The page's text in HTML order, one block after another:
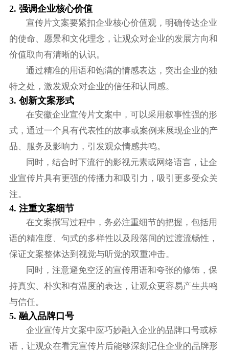
2. 强调企业核心价值
宣传片文案要紧扣企业核心价值观，明确传达企业
的使命、愿景和文化理念，让观众对企业的发展方向和
价值取向有清晰的认识。
通过精准的用语和饱满的情感表达，突出企业的独
特之处，激发观众对企业的信任和认同感。
3. 创新文案形式
在安徽企业宣传片文案中，可以采用叙事性强的形
式，通过一个具有代表性的故事或案例来展现企业的产
品、服务及影响力，引发观众情感共鸣。
同时，结合时下流行的影视元素或网络语言，让企
业宣传片具有更强的传播力和吸引力，吸引更多受众关
注。
4. 注重文案细节
在文案撰写过程中，务必注重细节的把握，包括用
语的精准度、句式的多样性以及段落间的过渡流畅性，
保证文案整体达到视觉与听觉的双重冲击。
同时，注意避免空泛的宣传用语和夸张的修饰，保
持真实、朴实和有温度的表达，让观众更容易产生共鸣
与信任。
5. 融入品牌口号
企业宣传片文案中应巧妙融入企业的品牌口号或标
语，让观众在看完宣传片后能够深刻记住企业的品牌形